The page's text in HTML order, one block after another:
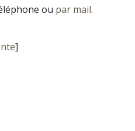
ou par mail.
]